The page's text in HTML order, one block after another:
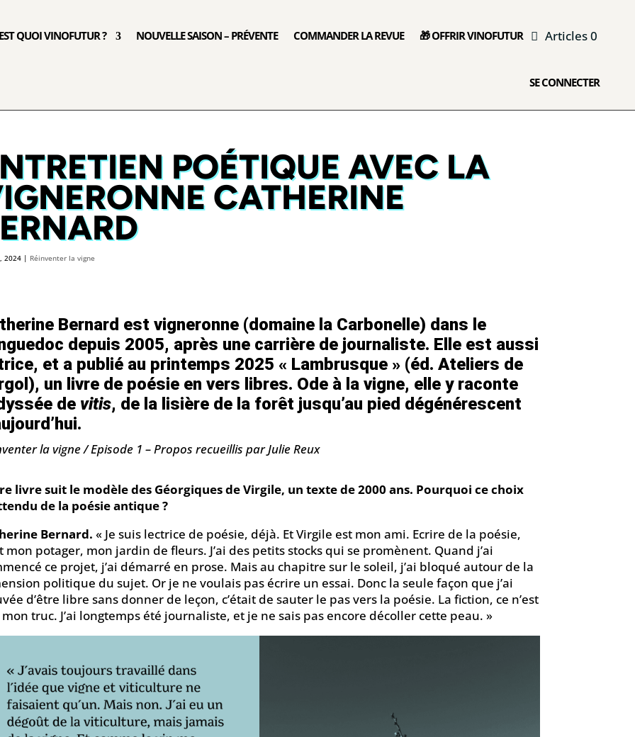
QUOI VINOFUTUR ? NOUVELLE SAISON – PRÉVENTE COMMANDER LA REVUE 🎁 OFFRIR VINOFUTUR Articles 0
SE CONNECTER
POÉTIQUE AVEC LA
CATHERINE
2024| Réinventer la vigne
Bernard est vigneronne (domaine la Carbonelle) dans le
depuis 2005, après une carrière de journaliste. Elle est aussi
et a publié au printemps 2025 « Lambrusque » (éd. Ateliers de
un livre de poésie en vers libres. Ode à la vigne, elle y raconte
de vitis, de la lisière de la forêt jusqu’au pied dégénérescent
la vigne / Episode 1 – Propos recueillis par Julie Reux
livre suit le modèle des Géorgiques de Virgile, un texte de 2000 ans. Pourquoi ce choix
de la poésie antique ?
Bernard. « Je suis lectrice de poésie, déjà. Et Virgile est mon ami. Ecrire de la poésie,
mon potager, mon jardin de fleurs. J’ai des petits stocks qui se promènent. Quand j’ai
ce projet, j’ai démarré en prose. Mais au chapitre sur le soleil, j’ai bloqué autour de la
politique du sujet. Or je ne voulais pas écrire un essai. Donc la seule façon que j’ai
d’être libre sans donner de leçon, c’était de sauter le pas vers la poésie. La fiction, ce n’est
truc. J’ai longtemps été journaliste, et je ne sais pas encore décoller cette peau. »